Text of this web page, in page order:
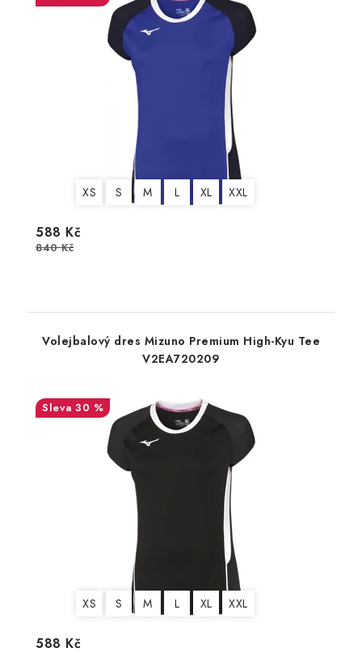
XS S M L XL XXL
588 Kč
840 Kč
Volejbalový dres Mizuno Premium High-Kyu Tee
V2EA720209
30 %
XS S M L XL XXL
588 Kč